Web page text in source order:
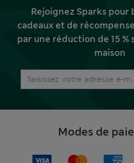
Rejoignez Sparks pour
cadeaux et de
par une réduction de 15 %
maison
Modes de